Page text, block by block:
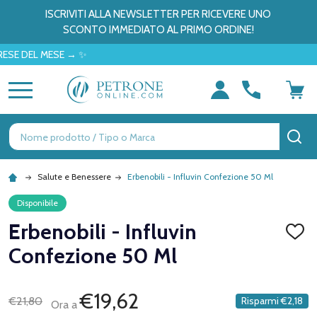
ISCRIVITI ALLA NEWSLETTER PER RICEVERE UNO
SCONTO IMMEDIATO AL PRIMO ORDINE!
MESE → ✨
Ricerca
Salute e Benessere Erbenobili - Influvin Confezione 50 Ml
Disponibile
Erbenobili - Influvin
Confezione 50 Ml
€21,80
Ora a€19,62 Risparmi €2,18